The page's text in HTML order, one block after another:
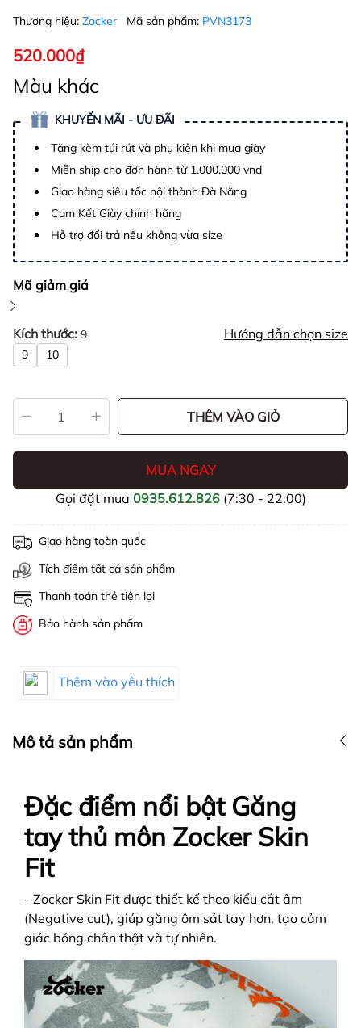
Thương hiệu: Zocker Mã sản phẩm: PVN3173
520.000₫
Màu khác
KHUYẾN MÃI - ƯU ĐÃI
Tặng kèm túi rút và phụ kiện khi mua giày
Miễn ship cho đơn hành từ 1.000.000 vnd
Giao hàng siêu tốc nội thành Đà Nẵng
Cam Kết Giày chính hãng
Hỗ trợ đổi trả nếu không vừa size
Mã giảm giá
Kích thước: 9 Hướng dẫn chọn size
9 10
THÊM VÀO GIỎ
MUA NGAY
Gọi đặt mua 0935.612.826(7:30 - 22:00)
Giao hàng toàn quốc
Tích điểm tất cả sản phẩm
Thanh toán thẻ tiện lợi
Bảo hành sản phẩm
Thêm vào yêu thích
Mô tả sản phẩm
Đặc điểm nổi bật Găng
tay thủ môn Zocker Skin
Fit
- Zocker Skin Fit được thiết kế theo kiểu cắt âm
(Negative cut), giúp găng ôm sát tay hơn, tạo cảm
giác bóng chân thật và tự nhiên.